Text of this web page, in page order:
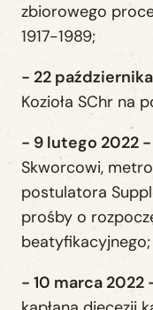
zbiorowego
1917-1989;
- 22
Kozioła SChr na
- 9 lutego 2022 -
Skworcowi,
postulatora
prośby o
beatyfikacyjnego;
- 10 marca 2022